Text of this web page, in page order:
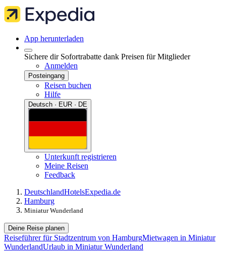
App herunterladen
Sichere dir Sofortrabatte dank Preisen für Mitglieder
Anmelden
Posteingang
Reisen buchen
Hilfe
Deutsch · EUR · DE
Unterkunft registrieren
Meine Reisen
Feedback
DeutschlandHotelsExpedia.de
Hamburg
Miniatur Wunderland
Deine Reise planen
Reiseführer für Stadtzentrum von HamburgMietwagen in Miniatur
WunderlandUrlaub in Miniatur Wunderland